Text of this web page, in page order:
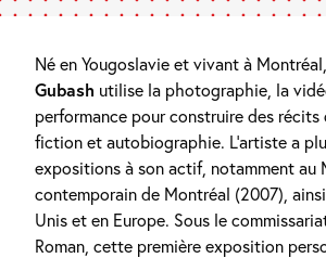
Né en Yougoslavie et vivant à
Gubash utilise la photographie, la
performance pour construire des
fiction et autobiographie. L’artiste a
expositions à son actif, notamment au
contemporain de Montréal (2007),
Unis et en Europe. Sous le
Roman, cette première exposition